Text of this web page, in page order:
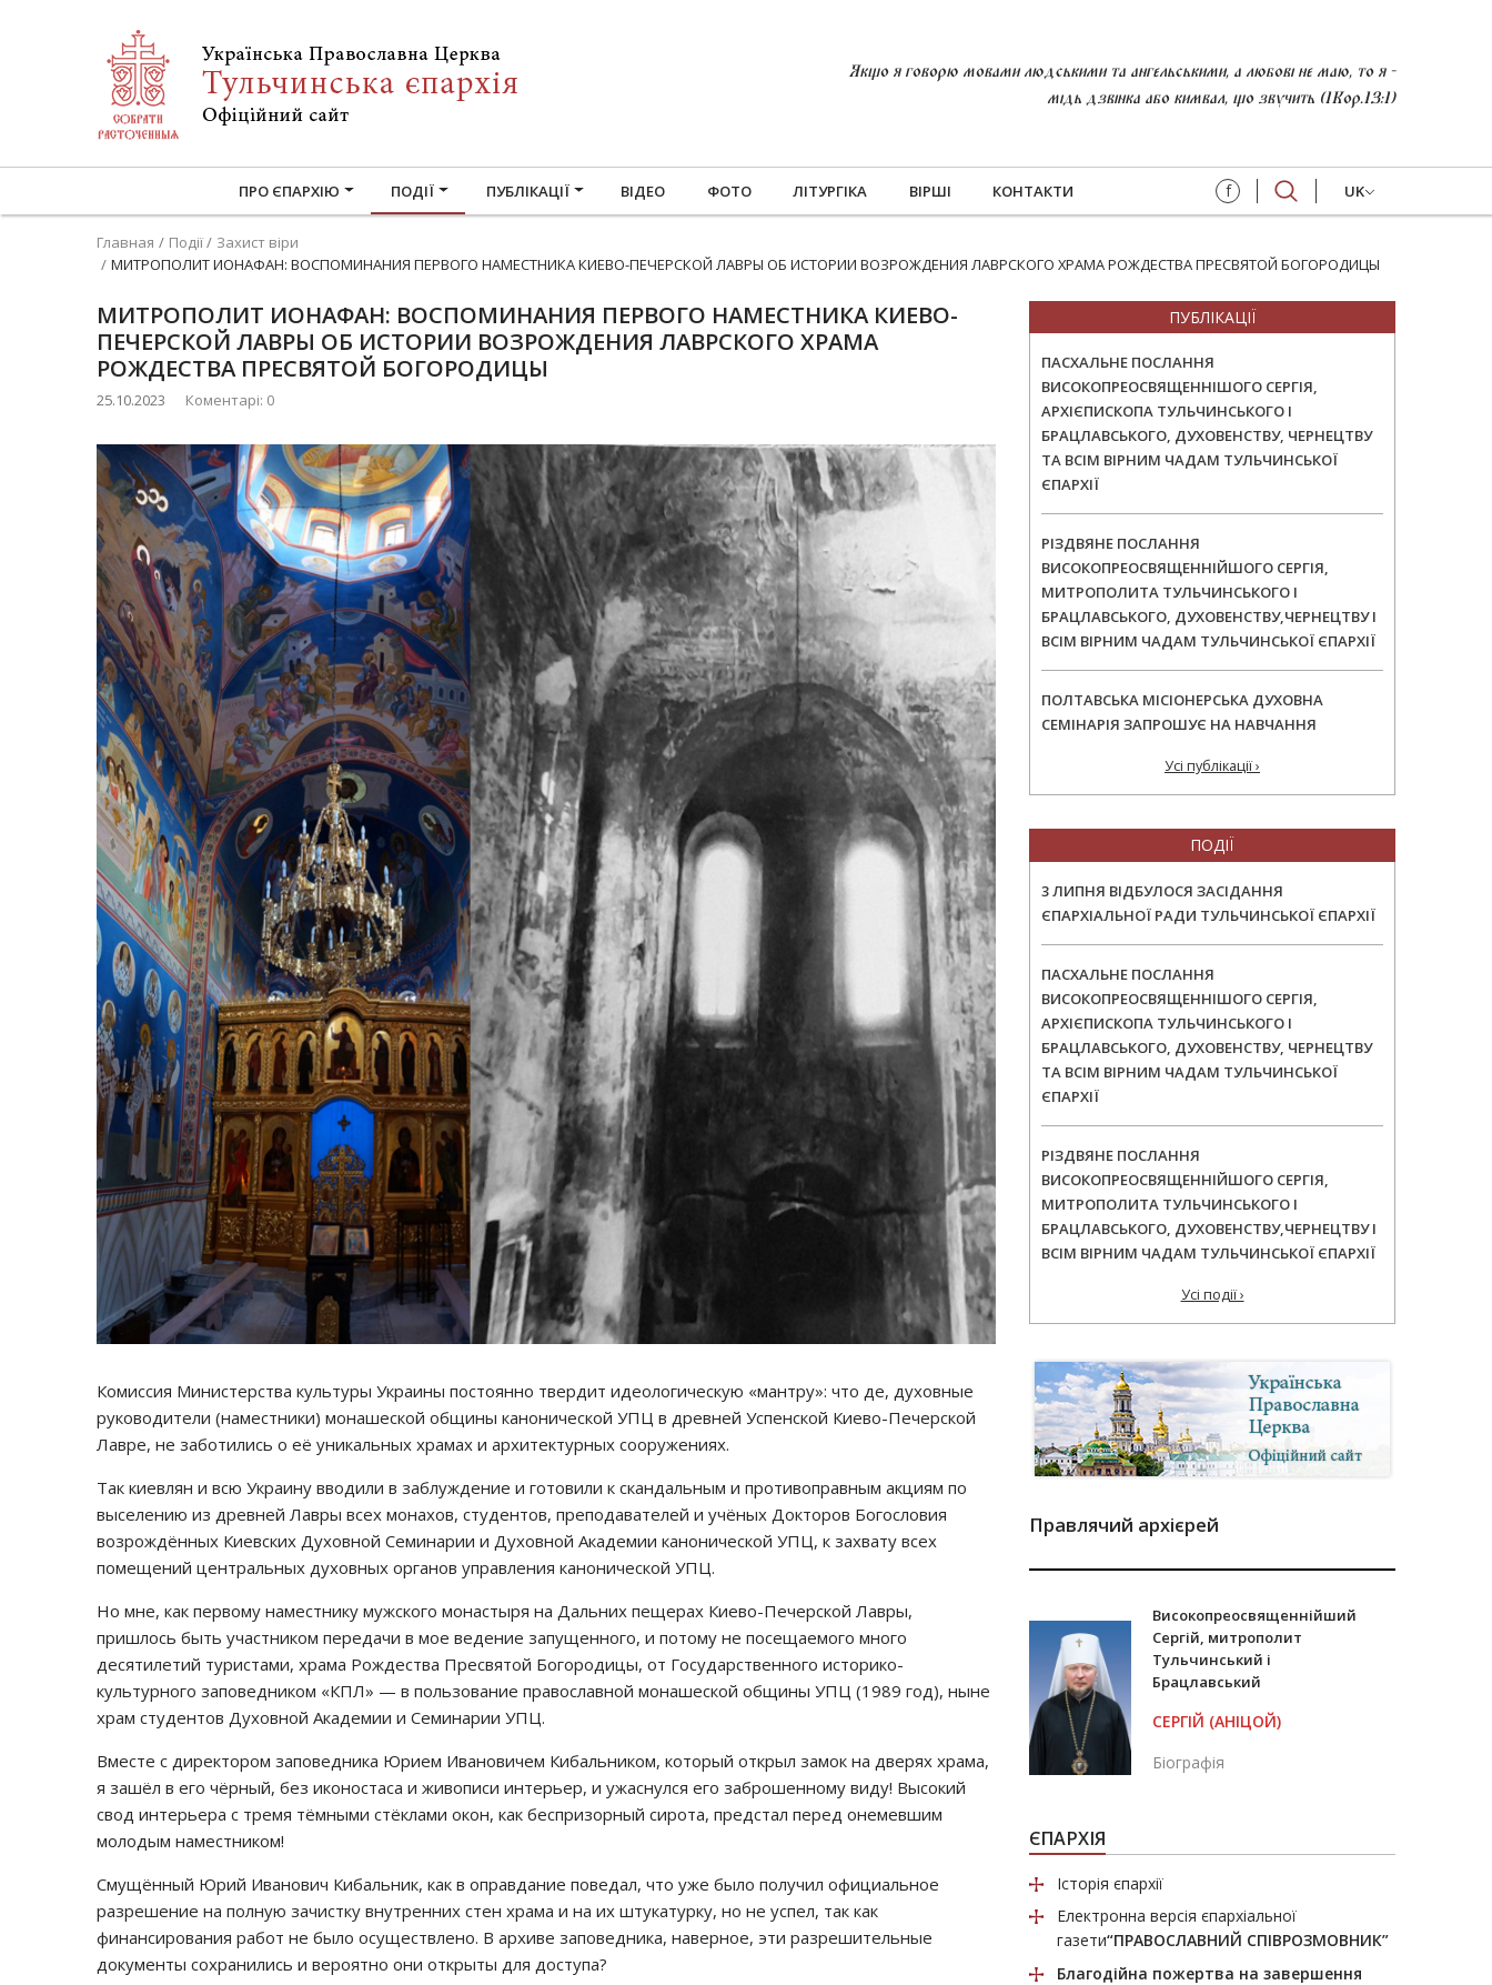
Якщо я говорю мовами людськими та ангельськими, а любові не маю, то я -
мідь дзвінка або кимвал, що звучить (1Кор.13:1)
ПРО ЄПАРХІЮ ПОДІЇ ПУБЛІКАЦІЇ ВІДЕО ФОТО ЛІТУРГІКА ВІРШІ КОНТАКТИ f UK
Главная Події
Захист віри
МИТРОПОЛИТ ИОНАФАН: ВОСПОМИНАНИЯ ПЕРВОГО НАМЕСТНИКА КИЕВО-ПЕЧЕРСКОЙ ЛАВРЫ ОБ ИСТОРИИ ВОЗРОЖДЕНИЯ ЛАВРСКОГО ХРАМА РОЖДЕСТВА ПРЕСВЯТОЙ БОГОРОДИЦЫ
МИТРОПОЛИТ ИОНАФАН: ВОСПОМИНАНИЯ ПЕРВОГО НАМЕСТНИКА КИЕВО-
ПЕЧЕРСКОЙ ЛАВРЫ ОБ ИСТОРИИ ВОЗРОЖДЕНИЯ ЛАВРСКОГО ХРАМА
РОЖДЕСТВА ПРЕСВЯТОЙ БОГОРОДИЦЫ
25.10.2023 Коментарі: 0
Комиссия Министерства культуры Украины постоянно твердит идеологическую «мантру»: что де, духовные
руководители (наместники) монашеской общины канонической УПЦ в древней Успенской Киево-Печерской
Лавре, не заботились о её уникальных храмах и архитектурных сооружениях.
Так киевлян и всю Украину вводили в заблуждение и готовили к скандальным и противоправным акциям по
выселению из древней Лавры всех монахов, студентов, преподавателей и учёных Докторов Богословия
возрождённых Киевских Духовной Семинарии и Духовной Академии канонической УПЦ, к захвату всех
помещений центральных духовных органов управления канонической УПЦ.
Но мне, как первому наместнику мужского монастыря на Дальних пещерах Киево-Печерской Лавры,
пришлось быть участником передачи в мое ведение запущенного, и потому не посещаемого много
десятилетий туристами, храма Рождества Пресвятой Богородицы, от Государственного историко-
культурного заповедником «КПЛ» — в пользование православной монашеской общины УПЦ (1989 год), ныне
храм студентов Духовной Академии и Семинарии УПЦ.
Вместе с директором заповедника Юрием Ивановичем Кибальником, который открыл замок на дверях храма,
я зашёл в его чёрный, без иконостаса и живописи интерьер, и ужаснулся его заброшенному виду! Высокий
свод интерьера с тремя тёмными стёклами окон, как беспризорный сирота, предстал перед онемевшим
молодым наместником!
Смущённый Юрий Иванович Кибальник, как в оправдание поведал, что уже было получил официальное
разрешение на полную зачистку внутренних стен храма и на их штукатурку, но не успел, так как
финансирования работ не было осуществлено. В архиве заповедника, наверное, эти разрешительные
документы сохранились и вероятно они открыты для доступа?
ПУБЛІКАЦІЇ
ПАСХАЛЬНЕ ПОСЛАННЯ
ВИСОКОПРЕОСВЯЩЕННІШОГО СЕРГІЯ,
АРХІЄПИСКОПА ТУЛЬЧИНСЬКОГО І
БРАЦЛАВСЬКОГО, ДУХОВЕНСТВУ, ЧЕРНЕЦТВУ
ТА ВСІМ ВІРНИМ ЧАДАМ ТУЛЬЧИНСЬКОЇ
ЄПАРХІЇ
РІЗДВЯНЕ ПОСЛАННЯ
ВИСОКОПРЕОСВЯЩЕННІЙШОГО СЕРГІЯ,
МИТРОПОЛИТА ТУЛЬЧИНСЬКОГО І
БРАЦЛАВСЬКОГО, ДУХОВЕНСТВУ,ЧЕРНЕЦТВУ І
ВСІМ ВІРНИМ ЧАДАМ ТУЛЬЧИНСЬКОЇ ЄПАРХІЇ
ПОЛТАВСЬКА МІСІОНЕРСЬКА ДУХОВНА
СЕМІНАРІЯ ЗАПРОШУЄ НА НАВЧАННЯ
Усі публікації ›
ПОДІЇ
3 ЛИПНЯ ВІДБУЛОСЯ ЗАСІДАННЯ
ЄПАРХІАЛЬНОЇ РАДИ ТУЛЬЧИНСЬКОЇ ЄПАРХІЇ
ПАСХАЛЬНЕ ПОСЛАННЯ
ВИСОКОПРЕОСВЯЩЕННІШОГО СЕРГІЯ,
АРХІЄПИСКОПА ТУЛЬЧИНСЬКОГО І
БРАЦЛАВСЬКОГО, ДУХОВЕНСТВУ, ЧЕРНЕЦТВУ
ТА ВСІМ ВІРНИМ ЧАДАМ ТУЛЬЧИНСЬКОЇ
ЄПАРХІЇ
РІЗДВЯНЕ ПОСЛАННЯ
ВИСОКОПРЕОСВЯЩЕННІЙШОГО СЕРГІЯ,
МИТРОПОЛИТА ТУЛЬЧИНСЬКОГО І
БРАЦЛАВСЬКОГО, ДУХОВЕНСТВУ,ЧЕРНЕЦТВУ І
ВСІМ ВІРНИМ ЧАДАМ ТУЛЬЧИНСЬКОЇ ЄПАРХІЇ
Усі події ›
Правлячий архієрей
Високопреосвященнійший
Сергій, митрополит
Тульчинський і
Брацлавський
СЕРГІЙ (АНІЦОЙ)
Біографія
ЄПАРХІЯ
Історія єпархії
Електронна версія єпархіальної
газети“ПРАВОСЛАВНИЙ СПІВРОЗМОВНИК”
Благодійна пожертва на завершення